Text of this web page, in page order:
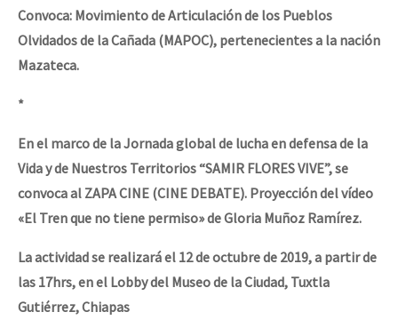
Convoca: Movimiento de Articulación de los Pueblos
Olvidados de la Cañada (MAPOC), pertenecientes a la nación
Mazateca.
*
En el marco de la Jornada global de lucha en defensa de la
Vida y de Nuestros Territorios “SAMIR FLORES VIVE”, se
convoca al ZAPA CINE (CINE DEBATE). Proyección del vídeo
«El Tren que no tiene permiso» de Gloria Muñoz Ramírez.
La actividad se realizará el 12 de octubre de 2019, a partir de
las 17hrs, en el Lobby del Museo de la Ciudad, Tuxtla
Gutiérrez, Chiapas